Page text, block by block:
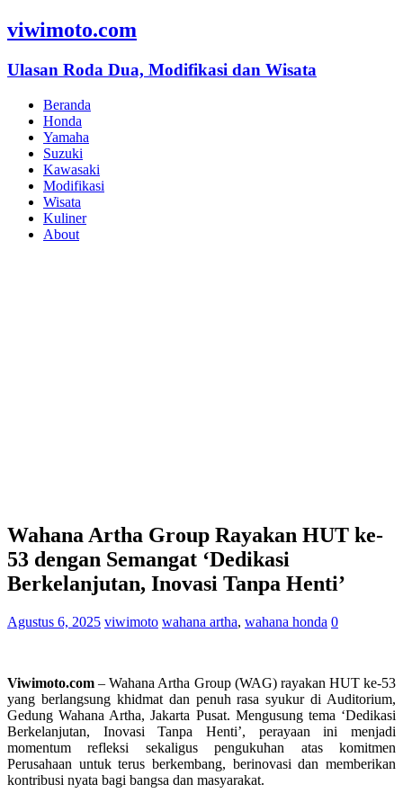
viwimoto.com
Ulasan Roda Dua, Modifikasi dan Wisata
Beranda
Honda
Yamaha
Suzuki
Kawasaki
Modifikasi
Wisata
Kuliner
About
Wahana Artha Group Rayakan HUT ke-
53 dengan Semangat ‘Dedikasi
Berkelanjutan, Inovasi Tanpa Henti’
Agustus 6, 2025 viwimoto wahana artha, wahana honda 0
Viwimoto.com – Wahana Artha Group (WAG) rayakan HUT ke-53
yang berlangsung khidmat dan penuh rasa syukur di Auditorium,
Gedung Wahana Artha, Jakarta Pusat. Mengusung tema ‘Dedikasi
Berkelanjutan, Inovasi Tanpa Henti’, perayaan ini menjadi
momentum refleksi sekaligus pengukuhan atas komitmen
Perusahaan untuk terus berkembang, berinovasi dan memberikan
kontribusi nyata bagi bangsa dan masyarakat.